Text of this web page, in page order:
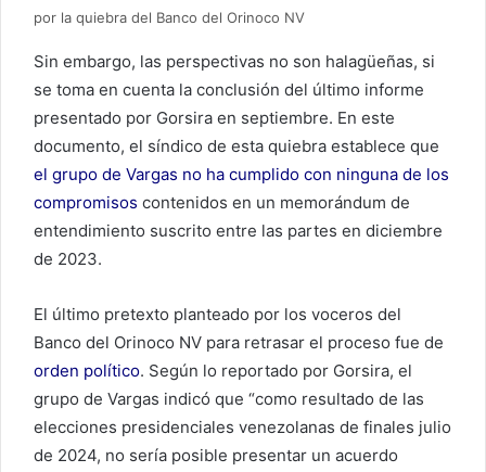
por la quiebra del Banco del Orinoco NV
Sin embargo, las perspectivas no son halagüeñas, si
se toma en cuenta la conclusión del último informe
presentado por Gorsira en septiembre. En este
documento, el síndico de esta quiebra establece que
el grupo de Vargas no ha cumplido con ninguna de los
compromisos contenidos en un memorándum de
entendimiento suscrito entre las partes en diciembre
de 2023.
El último pretexto planteado por los voceros del
Banco del Orinoco NV para retrasar el proceso fue de
orden político. Según lo reportado por Gorsira, el
grupo de Vargas indicó que “como resultado de las
elecciones presidenciales venezolanas de finales julio
de 2024, no sería posible presentar un acuerdo